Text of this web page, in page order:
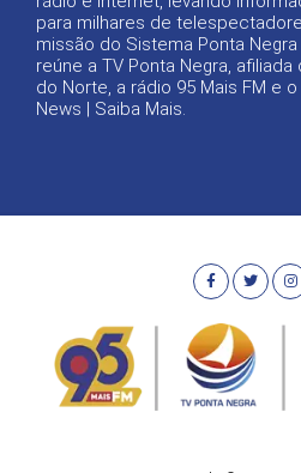
para milhares de
missão do Sistema Ponta
reúne a TV Ponta Negra, afiliada
do Norte, a rádio 95 Mais FM e
News | Saiba Mais.